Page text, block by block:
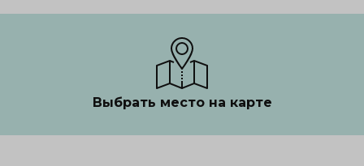
Выбрать место на карте